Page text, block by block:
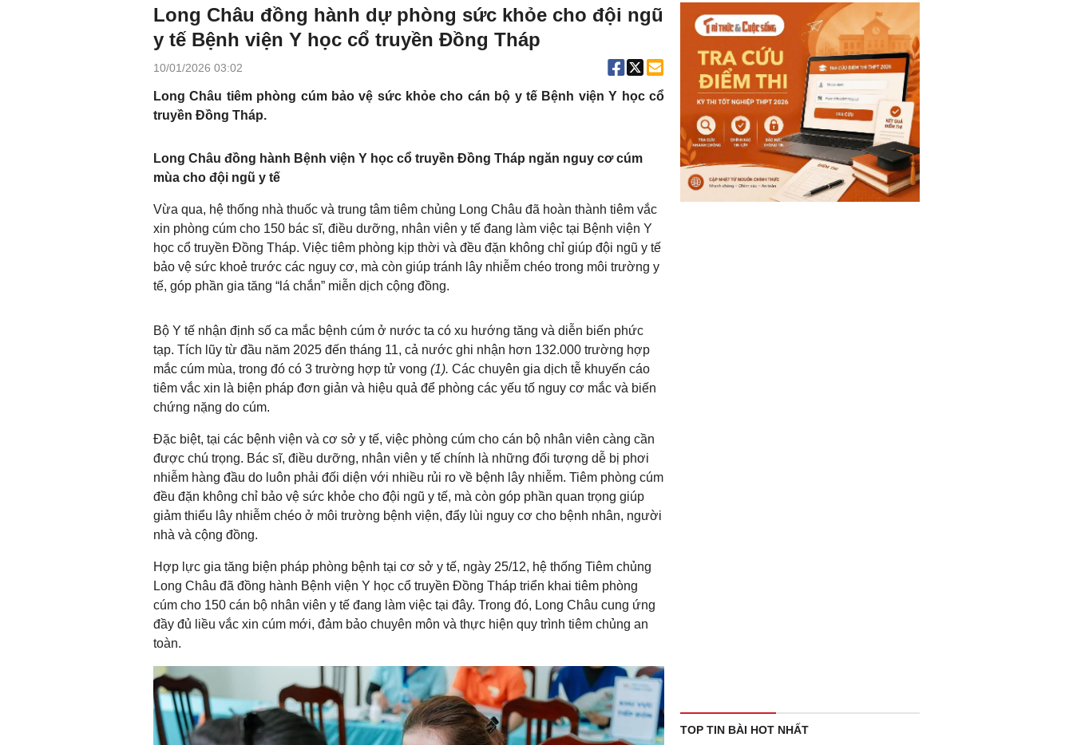
Long Châu đồng hành dự phòng sức khỏe cho đội ngũ
y tế Bệnh viện Y học cổ truyền Đồng Tháp
10/01/2026 03:02
Long Châu tiêm phòng cúm bảo vệ sức khỏe cho cán bộ y tế Bệnh viện Y học cổ
truyền Đồng Tháp.
Long Châu đồng hành Bệnh viện Y học cổ truyền Đồng Tháp ngăn nguy cơ cúm
mùa cho đội ngũ y tế
Vừa qua, hệ thống nhà thuốc và trung tâm tiêm chủng Long Châu đã hoàn thành tiêm vắc
xin phòng cúm cho 150 bác sĩ, điều dưỡng, nhân viên y tế đang làm việc tại Bệnh viện Y
học cổ truyền Đồng Tháp. Việc tiêm phòng kịp thời và đều đặn không chỉ giúp đội ngũ y tế
bảo vệ sức khoẻ trước các nguy cơ, mà còn giúp tránh lây nhiễm chéo trong môi trường y
tế, góp phần gia tăng “lá chắn” miễn dịch cộng đồng.
Bộ Y tế nhận định số ca mắc bệnh cúm ở nước ta có xu hướng tăng và diễn biến phức
tạp. Tích lũy từ đầu năm 2025 đến tháng 11, cả nước ghi nhận hơn 132.000 trường hợp
mắc cúm mùa, trong đó có 3 trường hợp tử vong (1). Các chuyên gia dịch tễ khuyến cáo
tiêm vắc xin là biện pháp đơn giản và hiệu quả để phòng các yếu tố nguy cơ mắc và biến
chứng nặng do cúm.
Đặc biệt, tại các bệnh viện và cơ sở y tế, việc phòng cúm cho cán bộ nhân viên càng cần
được chú trọng. Bác sĩ, điều dưỡng, nhân viên y tế chính là những đối tượng dễ bị phơi
nhiễm hàng đầu do luôn phải đối diện với nhiều rủi ro về bệnh lây nhiễm. Tiêm phòng cúm
đều đặn không chỉ bảo vệ sức khỏe cho đội ngũ y tế, mà còn góp phần quan trọng giúp
giảm thiểu lây nhiễm chéo ở môi trường bệnh viện, đẩy lùi nguy cơ cho bệnh nhân, người
nhà và cộng đồng.
Hợp lực gia tăng biện pháp phòng bệnh tại cơ sở y tế, ngày 25/12, hệ thống Tiêm chủng
Long Châu đã đồng hành Bệnh viện Y học cổ truyền Đồng Tháp triển khai tiêm phòng
cúm cho 150 cán bộ nhân viên y tế đang làm việc tại đây. Trong đó, Long Châu cung ứng
đầy đủ liều vắc xin cúm mới, đảm bảo chuyên môn và thực hiện quy trình tiêm chủng an
toàn.
TOP TIN BÀI HOT NHẤT